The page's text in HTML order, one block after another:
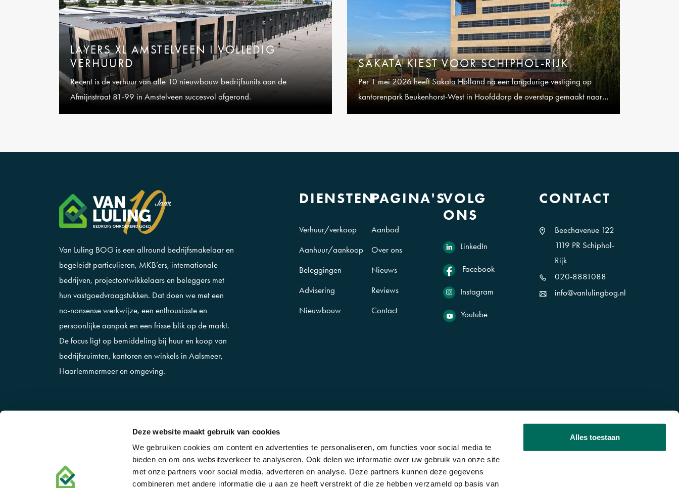
Deze website maakt gebruik van cookies
We gebruiken cookies om content en advertenties te personaliseren, om functies voor social media te
bieden en om ons websiteverkeer te analyseren. Ook delen we informatie over uw gebruik van onze site
met onze partners voor social media, adverteren en analyse. Deze partners kunnen deze gegevens
combineren met andere informatie die u aan ze heeft verstrekt of die ze hebben verzameld op basis van
Alles toestaan
LAYERS XL AMSTELVEEN I VOLLEDIG
VERHUURD
Recent is de verhuur van alle 10 nieuwbouw bedrijfsunits aan de
Afmijnstraat 81-99 in Amstelveen succesvol afgerond.
SAKATA KIEST VOOR SCHIPHOL-RIJK
Per 1 mei 2026 heeft Sakata Holland na een langdurige vestiging op
kantorenpark Beukenhorst-West in Hoofddorp de overstap gemaakt naar
Schiphol-Rijk.
Van Luling BOG is een allround bedrijfsmakelaar en
begeleidt particulieren, MKB’ers, internationale
bedrijven, projectontwikkelaars en beleggers met
hun vastgoedvraagstukken. Dat doen we met een
no-nonsense werkwijze, een enthousiaste en
persoonlijke aanpak en een frisse blik op de markt.
De focus ligt op bemiddeling bij huur en koop van
bedrijfsruimten, kantoren en winkels in Aalsmeer,
Haarlemmermeer en omgeving.
DIENSTEN
Verhuur/verkoop
Aanhuur/aankoop
Beleggingen
Advisering
Nieuwbouw
PAGINA'S
Aanbod
Over ons
Nieuws
Reviews
Contact
VOLG
ONS
LinkedIn
Facebook
Instagram
Youtube
CONTACT
Beechavenue 122
1119 PR Schiphol-
Rijk
020-8881088
info@vanlulingbog.nl
ALGEMENE VOORWAARDEN COOKIEWET DISCLAIMER PRIVACYVERKLARING KVK: 76484408